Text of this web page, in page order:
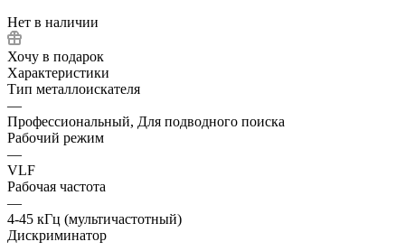
Нет в наличии
Хочу в подарок
Характеристики
Тип металлоискателя
—
Профессиональный, Для подводного поиска
Рабочий режим
—
VLF
Рабочая частота
—
4-45 кГц (мультичастотный)
Дискриминатор